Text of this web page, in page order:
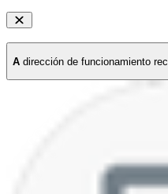
A dirección de funcionamiento